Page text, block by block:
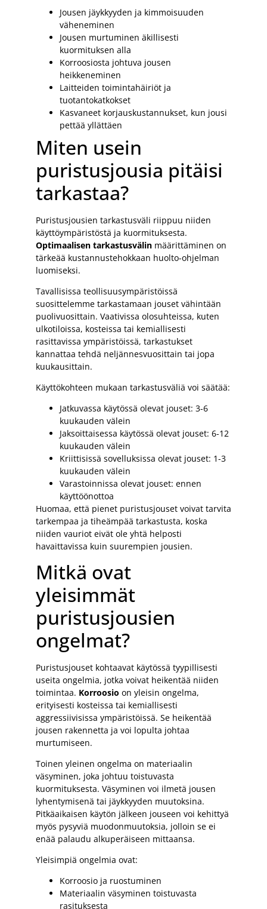
Jousen jäykkyyden ja kimmoisuuden
väheneminen
Jousen murtuminen äkillisesti
kuormituksen alla
Korroosiosta johtuva jousen
heikkeneminen
Laitteiden toimintahäiriöt ja
tuotantokatkokset
Kasvaneet korjauskustannukset, kun jousi
pettää yllättäen
Miten usein
puristusjousia pitäisi
tarkastaa?
Puristusjousien tarkastusväli riippuu niiden
käyttöympäristöstä ja kuormituksesta.
Optimaalisen tarkastusvälin määrittäminen on
tärkeää kustannustehokkaan huolto-ohjelman
luomiseksi.
Tavallisissa teollisuusympäristöissä
suosittelemme tarkastamaan jouset vähintään
puolivuosittain. Vaativissa olosuhteissa, kuten
ulkotiloissa, kosteissa tai kemiallisesti
rasittavissa ympäristöissä, tarkastukset
kannattaa tehdä neljännesvuosittain tai jopa
kuukausittain.
Käyttökohteen mukaan tarkastusväliä voi säätää:
Jatkuvassa käytössä olevat jouset: 3-6
kuukauden välein
Jaksoittaisessa käytössä olevat jouset: 6-12
kuukauden välein
Kriittisissä sovelluksissa olevat jouset: 1-3
kuukauden välein
Varastoinnissa olevat jouset: ennen
käyttöönottoa
Huomaa, että pienet puristusjouset voivat tarvita
tarkempaa ja tiheämpää tarkastusta, koska
niiden vauriot eivät ole yhtä helposti
havaittavissa kuin suurempien jousien.
Mitkä ovat
yleisimmät
puristusjousien
ongelmat?
Puristusjouset kohtaavat käytössä tyypillisesti
useita ongelmia, jotka voivat heikentää niiden
toimintaa. Korroosio on yleisin ongelma,
erityisesti kosteissa tai kemiallisesti
aggressiivisissa ympäristöissä. Se heikentää
jousen rakennetta ja voi lopulta johtaa
murtumiseen.
Toinen yleinen ongelma on materiaalin
väsyminen, joka johtuu toistuvasta
kuormituksesta. Väsyminen voi ilmetä jousen
lyhentymisenä tai jäykkyyden muutoksina.
Pitkäaikaisen käytön jälkeen jouseen voi kehittyä
myös pysyviä muodonmuutoksia, jolloin se ei
enää palaudu alkuperäiseen mittaansa.
Yleisimpiä ongelmia ovat:
Korroosio ja ruostuminen
Materiaalin väsyminen toistuvasta
rasituksesta